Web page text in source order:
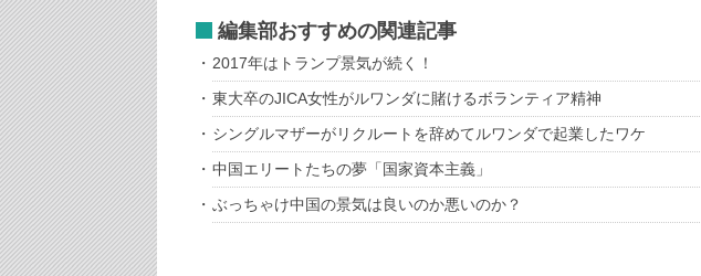
編集部おすすめの関連記事
2017年はトランプ景気が続く！
東大卒のJICA女性がルワンダに賭けるボランティア精神
シングルマザーがリクルートを辞めてルワンダで起業したワケ
中国エリートたちの夢「国家資本主義」
ぶっちゃけ中国の景気は良いのか悪いのか？